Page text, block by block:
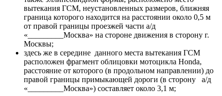
вытекания ГСМ, неустановленных размеров, ближняя
граница которого находится на расстоянии около 0,5 м
от правой границы проезжей части а/д
«_________Москва» на стороне движения в сторону г.
Москвы;
здесь же в середине данного места вытекания ГСМ
расположен фрагмент облицовки мотоцикла Hondа,
расстояние от которого (в продольном направлении) до
правой границы примыкающей дороги (в сторону а/д
«_________Москва») составляет около 3,1 м;